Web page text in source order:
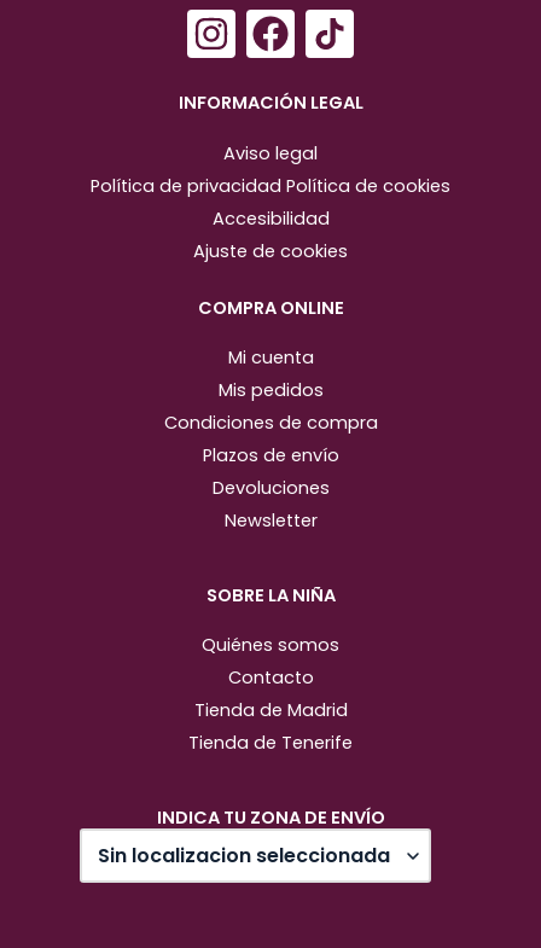
I
n
s
a
g
r
m
F
a
c
e
b
o
o
INFORMACIÓN LEGAL
Aviso legal
Política de privacidad Política de cookies
Accesibilidad
Ajuste de cookies
COMPRA ONLINE
Mi cuenta
Mis pedidos
Condiciones de compra
Plazos de envío
Devoluciones
Newsletter
SOBRE LA NIÑA
Quiénes somos
Contacto
Tienda de Madrid
Tienda de Tenerife
INDICA TU ZONA DE ENVÍO